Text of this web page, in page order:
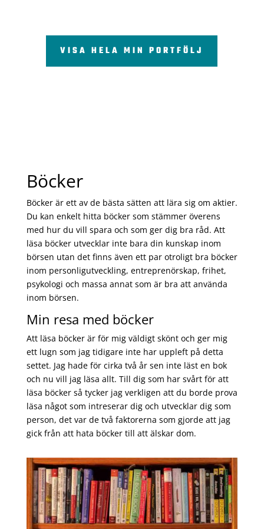
VISA HELA MIN PORTFÖLJ
Böcker
Böcker är ett av de bästa sätten att lära sig om aktier.
Du kan enkelt hitta böcker som stämmer överens
med hur du vill spara och som ger dig bra råd. Att
läsa böcker utvecklar inte bara din kunskap inom
börsen utan det finns även ett par otroligt bra böcker
inom personligutveckling, entreprenörskap, frihet,
psykologi och massa annat som är bra att använda
inom börsen.
Min resa med böcker
Att läsa böcker är för mig väldigt skönt och ger mig
ett lugn som jag tidigare inte har uppleft på detta
settet. Jag hade för cirka två år sen inte läst en bok
och nu vill jag läsa allt. Till dig som har svårt för att
läsa böcker så tycker jag verkligen att du borde prova
läsa något som intreserar dig och utvecklar dig som
person, det var de två faktorerna som gjorde att jag
gick från att hata böcker till att älskar dom.